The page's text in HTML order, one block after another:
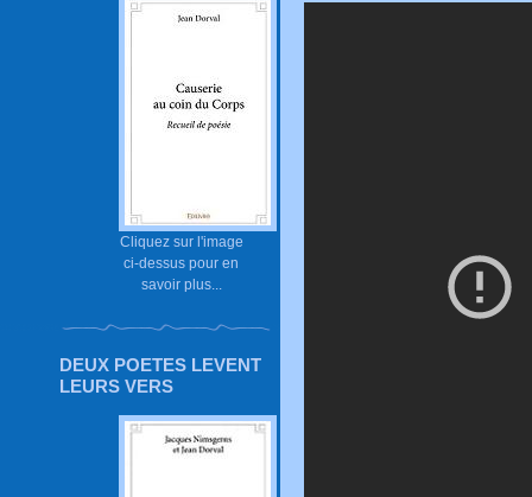
Cliquez sur l'image
ci-dessus pour en
savoir plus...
DEUX POETES LEVENT
LEURS VERS